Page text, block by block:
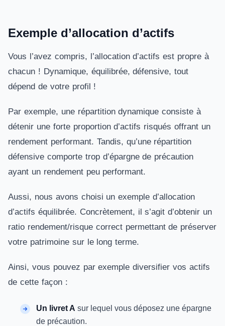
Exemple d’allocation d’actifs
Vous l’avez compris, l’allocation d’actifs est propre à
chacun ! Dynamique, équilibrée, défensive, tout
dépend de votre profil !
Par exemple, une répartition dynamique consiste à
détenir une forte proportion d’actifs risqués offrant un
rendement performant. Tandis, qu’une répartition
défensive comporte trop d’épargne de précaution
ayant un rendement peu performant.
Aussi, nous avons choisi un exemple d’allocation
d’actifs équilibrée. Concrètement, il s’agit d’obtenir un
ratio rendement/risque correct permettant de préserver
votre patrimoine sur le long terme.
Ainsi, vous pouvez par exemple diversifier vos actifs
de cette façon :
Un livret A sur lequel vous déposez une épargne
de précaution.